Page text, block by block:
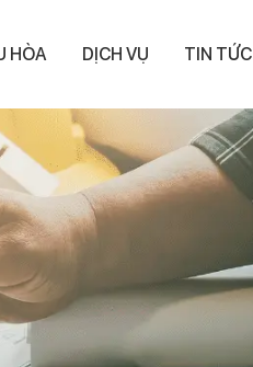
HÒA DỊCH VỤ TIN TỨC